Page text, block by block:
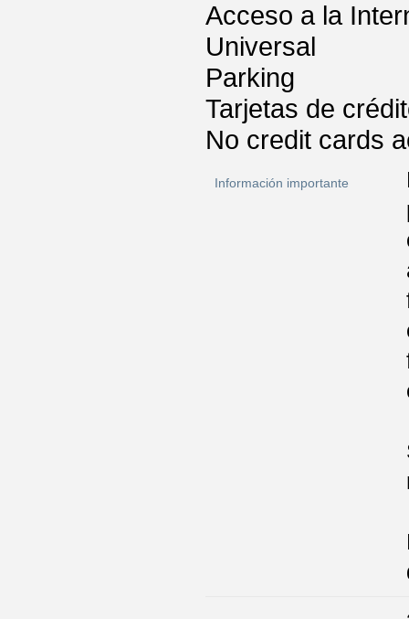
Acceso a la
Universal
Parking
Tarjetas de
No credit cards
Información importante